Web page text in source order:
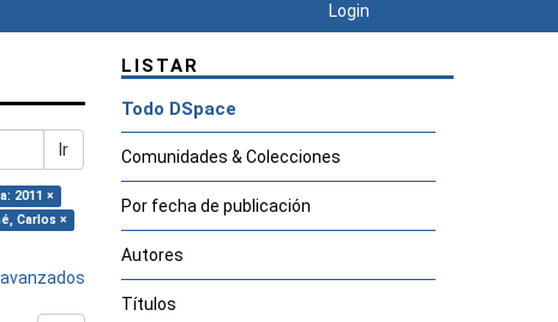
Login
Ir
2011 ×
Carlos ×
LISTAR
Todo DSpace
Comunidades & Colecciones
Por fecha de publicación
Autores
Títulos